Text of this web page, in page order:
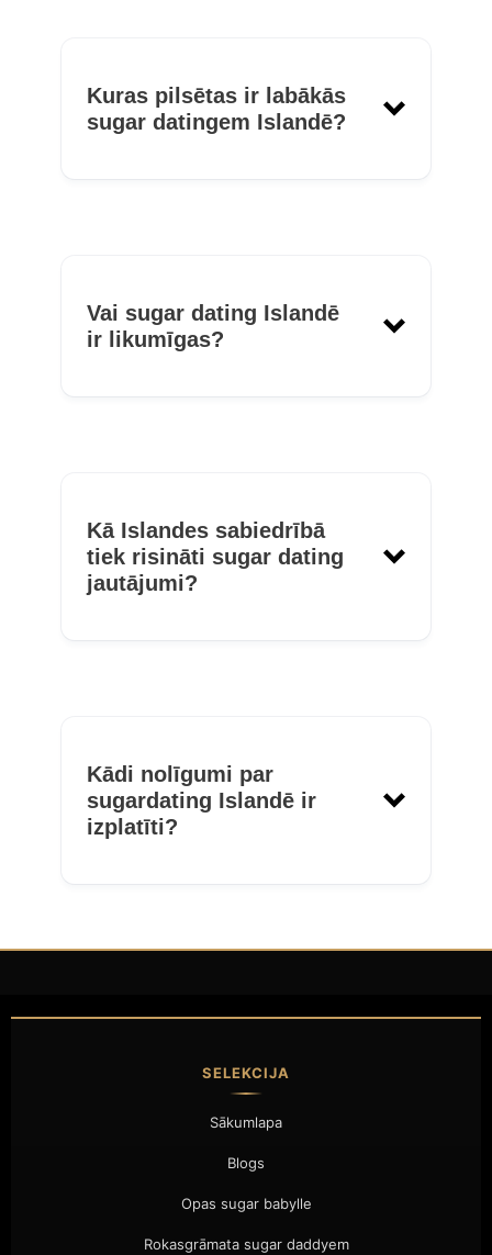
Kuras pilsētas ir labākās
sugar datingem Islandē?
Vai sugar dating Islandē
ir likumīgas?
Kā Islandes sabiedrībā
tiek risināti sugar dating
jautājumi?
Kādi nolīgumi par
sugardating Islandē ir
izplatīti?
SELEKCIJA
Sākumlapa
Blogs
Opas sugar babylle
Rokasgrāmata sugar daddyem